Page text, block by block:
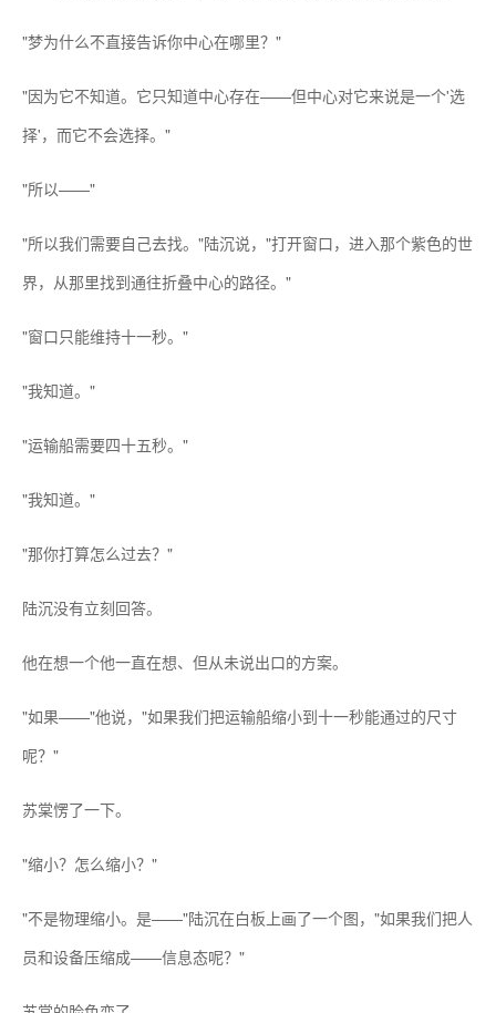
"梦为什么不直接告诉你中心在哪里？"
"因为它不知道。它只知道中心存在——但中心对它来说是一个'选
择'，而它不会选择。"
"所以——"
"所以我们需要自己去找。"陆沉说，"打开窗口，进入那个紫色的世
界，从那里找到通往折叠中心的路径。"
"窗口只能维持十一秒。"
"我知道。"
"运输船需要四十五秒。"
"我知道。"
"那你打算怎么过去？"
陆沉没有立刻回答。
他在想一个他一直在想、但从未说出口的方案。
"如果——"他说，"如果我们把运输船缩小到十一秒能通过的尺寸
呢？"
苏棠愣了一下。
"缩小？怎么缩小？"
"不是物理缩小。是——"陆沉在白板上画了一个图，"如果我们把人
员和设备压缩成——信息态呢？"